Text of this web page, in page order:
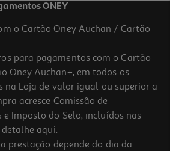
ONEY
o Cartão Oney Auchan / Cartão
para pagamentos com o Cartão
Oney Auchan+, em todos os
na Loja de valor igual ou superior a
acresce Comissão de
Imposto do Selo, incluídos nas
detalhe aqui.
prestação depende do dia da